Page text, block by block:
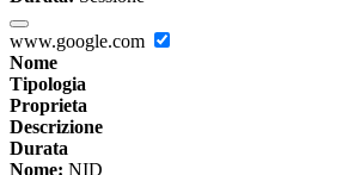
www.google.com
Nome
Tipologia
Proprieta
Descrizione
Durata
Nome: NID